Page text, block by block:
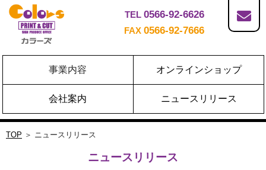
TEL 0566-92-6626
FAX 0566-92-7666
事業内容 オンラインショップ
会社案内 ニュースリリース
TOP ＞ ニュースリリース
ニュースリリース